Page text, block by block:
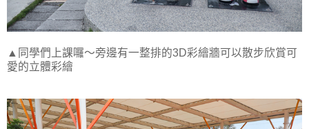
▲同學們上課囉～旁邊有一整排的3D彩繪牆可以散步欣賞可
愛的立體彩繪